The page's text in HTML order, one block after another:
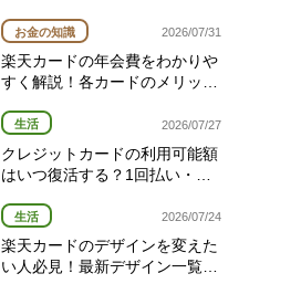
お金の知識 2026/07/31
楽天カードの年会費をわかりや
すく解説！各カードのメリット
生活 2026/07/27
クレジットカードの利用可能額
はいつ復活する？1回払い・分
ミング完全ガイド
生活 2026/07/24
楽天カードのデザインを変えた
い人必見！最新デザイン一覧と